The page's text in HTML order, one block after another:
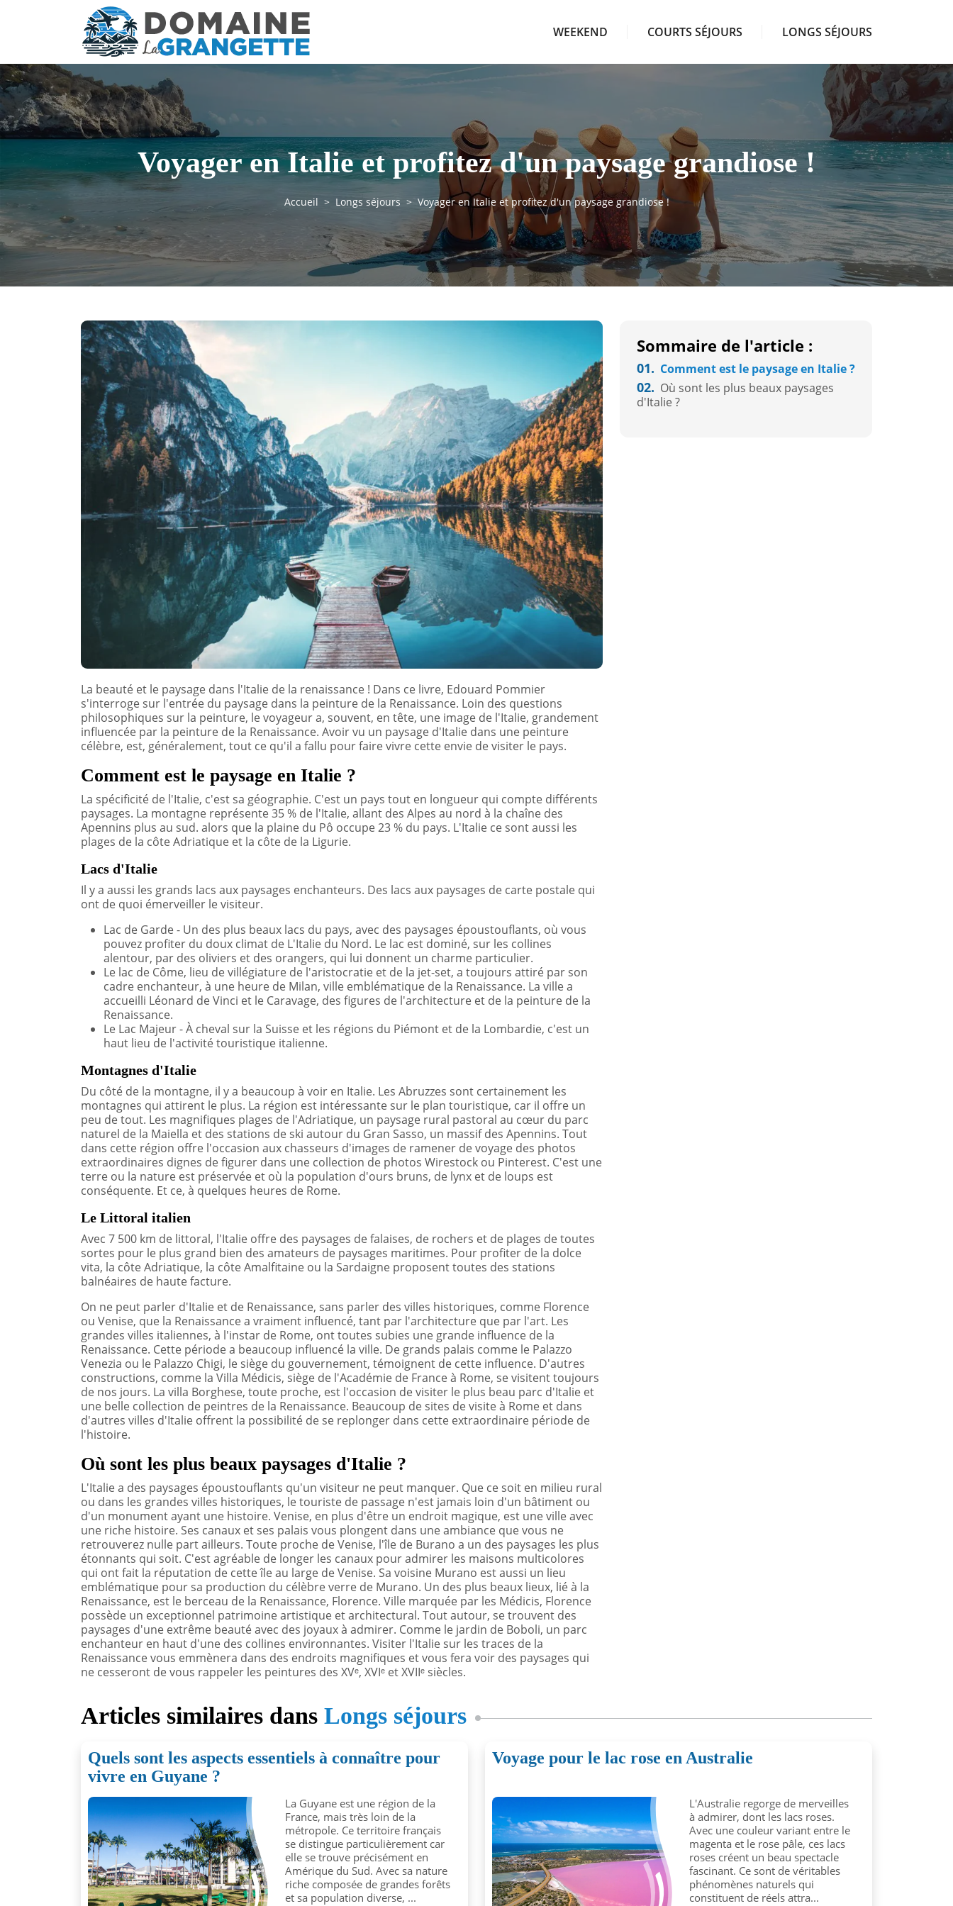
WEEKEND COURTS SÉJOURS LONGS SÉJOURS
Voyager en Italie et profitez d'un paysage grandiose !
Accueil Longs séjours Voyager en Italie et profitez d'un paysage grandiose !
La beauté et le paysage dans l'Italie de la renaissance ! Dans ce livre, Edouard Pommier
s'interroge sur l'entrée du paysage dans la peinture de la Renaissance. Loin des questions
philosophiques sur la peinture, le voyageur a, souvent, en tête, une image de l'Italie, grandement
influencée par la peinture de la Renaissance. Avoir vu un paysage d'Italie dans une peinture
célèbre, est, généralement, tout ce qu'il a fallu pour faire vivre cette envie de visiter le pays.
Comment est le paysage en Italie ?
La spécificité de l'Italie, c'est sa géographie. C'est un pays tout en longueur qui compte différents
paysages. La montagne représente 35 % de l'Italie, allant des Alpes au nord à la chaîne des
Apennins plus au sud. alors que la plaine du Pô occupe 23 % du pays. L'Italie ce sont aussi les
plages de la côte Adriatique et la côte de la Ligurie.
Lacs d'Italie
Il y a aussi les grands lacs aux paysages enchanteurs. Des lacs aux paysages de carte postale qui
ont de quoi émerveiller le visiteur.
Lac de Garde - Un des plus beaux lacs du pays, avec des paysages époustouflants, où vous
pouvez profiter du doux climat de L'Italie du Nord. Le lac est dominé, sur les collines
alentour, par des oliviers et des orangers, qui lui donnent un charme particulier.
Le lac de Côme, lieu de villégiature de l'aristocratie et de la jet-set, a toujours attiré par son
cadre enchanteur, à une heure de Milan, ville emblématique de la Renaissance. La ville a
accueilli Léonard de Vinci et le Caravage, des figures de l'architecture et de la peinture de la
Renaissance.
Le Lac Majeur - À cheval sur la Suisse et les régions du Piémont et de la Lombardie, c'est un
haut lieu de l'activité touristique italienne.
Montagnes d'Italie
Du côté de la montagne, il y a beaucoup à voir en Italie. Les Abruzzes sont certainement les
montagnes qui attirent le plus. La région est intéressante sur le plan touristique, car il offre un
peu de tout. Les magnifiques plages de l'Adriatique, un paysage rural pastoral au cœur du parc
naturel de la Maiella et des stations de ski autour du Gran Sasso, un massif des Apennins. Tout
dans cette région offre l'occasion aux chasseurs d'images de ramener de voyage des photos
extraordinaires dignes de figurer dans une collection de photos Wirestock ou Pinterest. C'est une
terre ou la nature est préservée et où la population d'ours bruns, de lynx et de loups est
conséquente. Et ce, à quelques heures de Rome.
Le Littoral italien
Avec 7 500 km de littoral, l'Italie offre des paysages de falaises, de rochers et de plages de toutes
sortes pour le plus grand bien des amateurs de paysages maritimes. Pour profiter de la dolce
vita, la côte Adriatique, la côte Amalfitaine ou la Sardaigne proposent toutes des stations
balnéaires de haute facture.
On ne peut parler d'Italie et de Renaissance, sans parler des villes historiques, comme Florence
ou Venise, que la Renaissance a vraiment influencé, tant par l'architecture que par l'art. Les
grandes villes italiennes, à l'instar de Rome, ont toutes subies une grande influence de la
Renaissance. Cette période a beaucoup influencé la ville. De grands palais comme le Palazzo
Venezia ou le Palazzo Chigi, le siège du gouvernement, témoignent de cette influence. D'autres
constructions, comme la Villa Médicis, siège de l'Académie de France à Rome, se visitent toujours
de nos jours. La villa Borghese, toute proche, est l'occasion de visiter le plus beau parc d'Italie et
une belle collection de peintres de la Renaissance. Beaucoup de sites de visite à Rome et dans
d'autres villes d'Italie offrent la possibilité de se replonger dans cette extraordinaire période de
l'histoire.
Où sont les plus beaux paysages d'Italie ?
L'Italie a des paysages époustouflants qu'un visiteur ne peut manquer. Que ce soit en milieu rural
ou dans les grandes villes historiques, le touriste de passage n'est jamais loin d'un bâtiment ou
d'un monument ayant une histoire. Venise, en plus d'être un endroit magique, est une ville avec
une riche histoire. Ses canaux et ses palais vous plongent dans une ambiance que vous ne
retrouverez nulle part ailleurs. Toute proche de Venise, l'île de Burano a un des paysages les plus
étonnants qui soit. C'est agréable de longer les canaux pour admirer les maisons multicolores
qui ont fait la réputation de cette île au large de Venise. Sa voisine Murano est aussi un lieu
emblématique pour sa production du célèbre verre de Murano. Un des plus beaux lieux, lié à la
Renaissance, est le berceau de la Renaissance, Florence. Ville marquée par les Médicis, Florence
possède un exceptionnel patrimoine artistique et architectural. Tout autour, se trouvent des
paysages d'une extrême beauté avec des joyaux à admirer. Comme le jardin de Boboli, un parc
enchanteur en haut d'une des collines environnantes. Visiter l'Italie sur les traces de la
Renaissance vous emmènera dans des endroits magnifiques et vous fera voir des paysages qui
ne cesseront de vous rappeler les peintures des XVᵉ, XVIᵉ et XVIIᵉ siècles.
Sommaire de l'article :
01. Comment est le paysage en Italie ?
02. Où sont les plus beaux paysages
d'Italie ?
Articles similaires dans Longs séjours
Quels sont les aspects essentiels à connaître pour
vivre en Guyane ?
La Guyane est une région de la
France, mais très loin de la
métropole. Ce territoire français
se distingue particulièrement car
elle se trouve précisément en
Amérique du Sud. Avec sa nature
riche composée de grandes forêts
et sa population diverse, ...
Voyage pour le lac rose en Australie
L'Australie regorge de merveilles
à admirer, dont les lacs roses.
Avec une couleur variant entre le
magenta et le rose pâle, ces lacs
roses créent un beau spectacle
fascinant. Ce sont de véritables
phénomènes naturels qui
constituent de réels attra...